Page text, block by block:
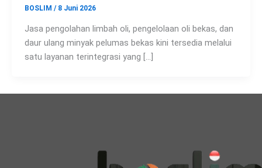
BOSLIM / 8 Juni 2026
Jasa pengolahan limbah oli, pengelolaan oli bekas, dan
daur ulang minyak pelumas bekas kini tersedia melalui
satu layanan terintegrasi yang […]